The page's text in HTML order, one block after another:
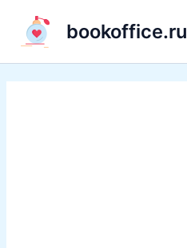
содержимому
bookoffice.ru